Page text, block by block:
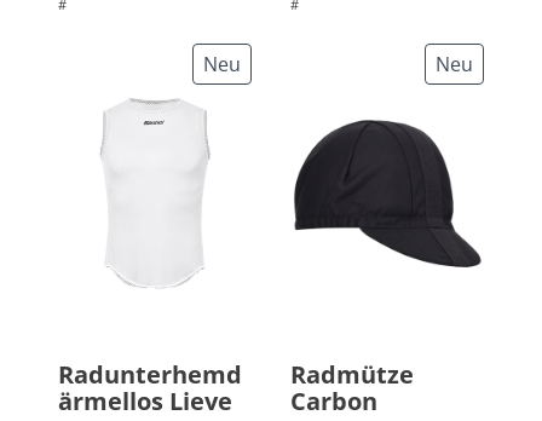
# #
Neu
Radunterhemd
ärmellos Lieve
Neu
Radmütze
Carbon